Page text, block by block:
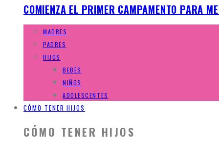
COMIENZA EL PRIMER CAMPAMENTO PARA
MADRES
PADRES
HIJOS
BEBÉS
NIÑOS
ADOLESCENTES
CÓMO TENER HIJOS
CÓMO TENER HIJOS